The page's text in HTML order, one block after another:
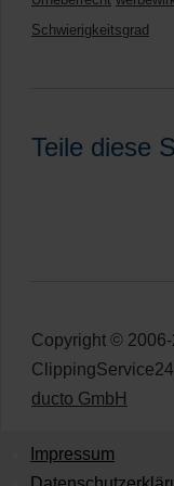
Schwierigkeitsgrad
Teile diese
Copyright ©
ducto GmbH
Impressum